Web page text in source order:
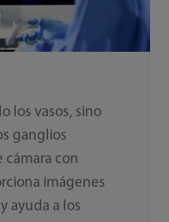
los vasos, sino
ganglios
cámara con
imágenes
ayuda a los